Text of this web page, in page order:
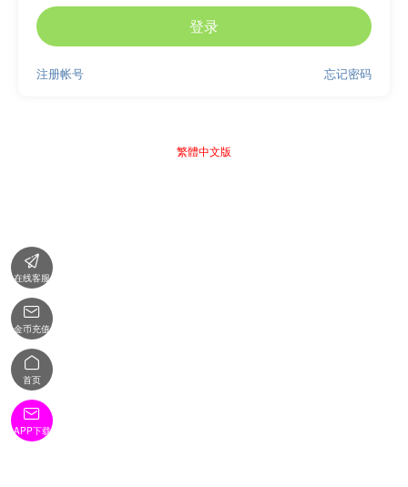
登录
忘记密码
注册帐号
繁體中文版

在线客服

金币充值

首页

APP下载